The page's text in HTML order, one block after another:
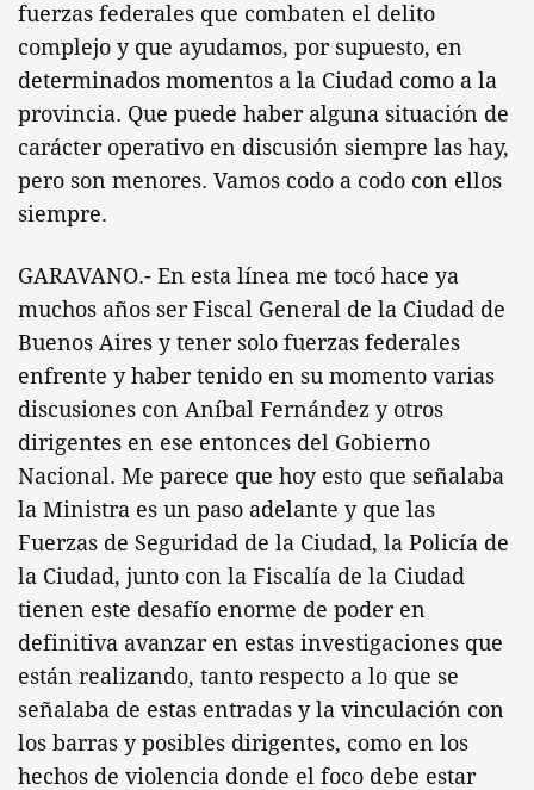
fuerzas federales que combaten el delito
complejo y que ayudamos, por supuesto, en
determinados momentos a la Ciudad como a la
provincia. Que puede haber alguna situación de
carácter operativo en discusión siempre las hay,
pero son menores. Vamos codo a codo con ellos
siempre.
GARAVANO.- En esta línea me tocó hace ya
muchos años ser Fiscal General de la Ciudad de
Buenos Aires y tener solo fuerzas federales
enfrente y haber tenido en su momento varias
discusiones con Aníbal Fernández y otros
dirigentes en ese entonces del Gobierno
Nacional. Me parece que hoy esto que señalaba
la Ministra es un paso adelante y que las
Fuerzas de Seguridad de la Ciudad, la Policía de
la Ciudad, junto con la Fiscalía de la Ciudad
tienen este desafío enorme de poder en
definitiva avanzar en estas investigaciones que
están realizando, tanto respecto a lo que se
señalaba de estas entradas y la vinculación con
los barras y posibles dirigentes, como en los
hechos de violencia donde el foco debe estar